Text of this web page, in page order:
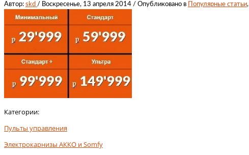
Автор: skd / Воскресенье, 13 апреля 2014 / Опубликовано в Популярные статьи,
Категории:
Пульты управления
Электрокарнизы АККО и Somfy